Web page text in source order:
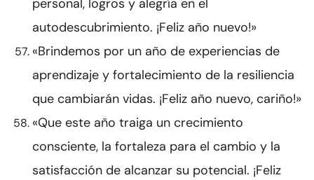
personal, logros y alegría en el
autodescubrimiento. ¡Feliz año nuevo!»
«Brindemos por un año de experiencias de
aprendizaje y fortalecimiento de la resiliencia
que cambiarán vidas. ¡Feliz año nuevo, cariño!»
«Que este año traiga un crecimiento
consciente, la fortaleza para el cambio y la
satisfacción de alcanzar su potencial. ¡Feliz